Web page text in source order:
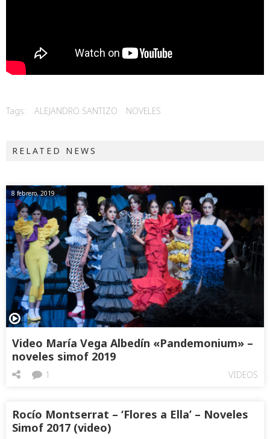
Tags: ALEJANDRO SANTIZO NOVELES
RELATED NEWS
8 febrero, 2019
Video María Vega Albedín «Pandemonium» –
noveles simof 2019
VIDEOS
1
Rocío Montserrat – ‘Flores a Ella’ – Noveles
Simof 2017 (video)